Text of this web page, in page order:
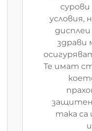
условия,
здрави
Те имат
така са